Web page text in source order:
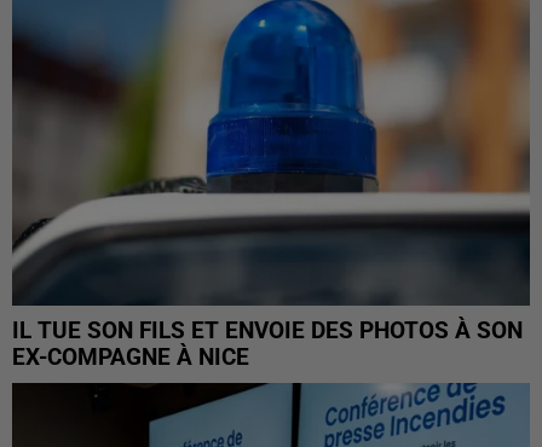
IL TUE SON FILS ET ENVOIE DES PHOTOS À SON
EX-COMPAGNE À NICE